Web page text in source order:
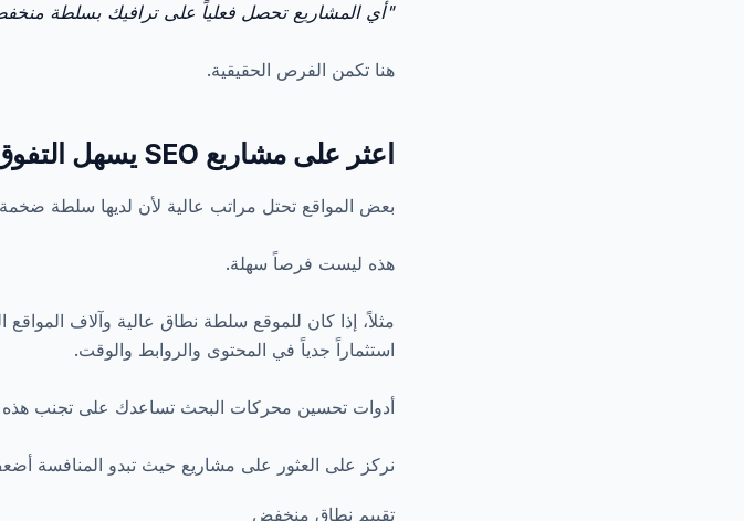
"أي المشاريع تحصل فعلياً على ترافيك بسلطة
هنا تكمن الفرص الحقيقية.
اعثر على مشاريع SEO يسهل التفوق عليها
بعض المواقع تحتل مراتب عالية لأن لديها سلطة
هذه ليست فرصاً سهلة.
مثلاً، إذا كان للموقع سلطة نطاق عالية وآلاف
استثماراً جدياً في المحتوى والروابط والوقت.
أدوات تحسين محركات البحث تساعدك على تجنب هذه
نركز على العثور على مشاريع حيث تبدو المنافسة
تقييم نطاق منخفض